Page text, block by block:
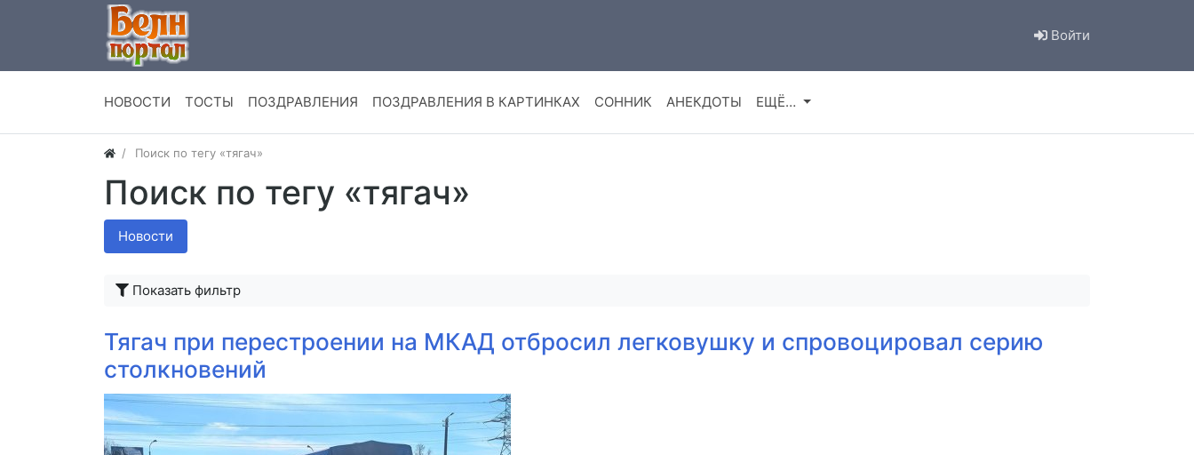
Войти
НОВОСТИ ТОСТЫ ПОЗДРАВЛЕНИЯ ПОЗДРАВЛЕНИЯ В КАРТИНКАХ СОННИК АНЕКДОТЫ ЕЩЁ…
Поиск по тегу «тягач»
Поиск по тегу «тягач»
Новости
Показать фильтр
Тягач при перестроении на МКАД отбросил легковушку и спровоцировал серию
столкновений